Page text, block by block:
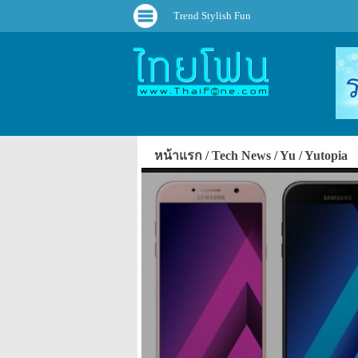
Trend Stylish Fun
หน้าแรก Tech News Yu Yutopia